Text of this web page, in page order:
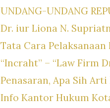
UNDANG-UNDANG
Dr. iur Liona N.
Tata Cara
“Incraht” – “Law Firm
Penasaran, Apa Sih
Info Kantor Hukum